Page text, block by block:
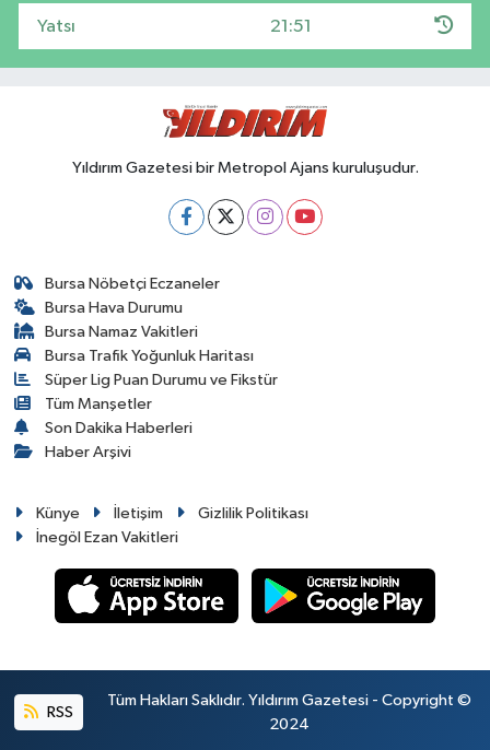
Yatsı 21:51
Yıldırım Gazetesi bir Metropol Ajans kuruluşudur.
Bursa Nöbetçi Eczaneler
Bursa Hava Durumu
Bursa Namaz Vakitleri
Bursa Trafik Yoğunluk Haritası
Süper Lig Puan Durumu ve Fikstür
Tüm Manşetler
Son Dakika Haberleri
Haber Arşivi
Künye İletişim
Gizlilik Politikası
İnegöl Ezan Vakitleri
RSS
Tüm Hakları Saklıdır. Yıldırım Gazetesi - Copyright ©
2024